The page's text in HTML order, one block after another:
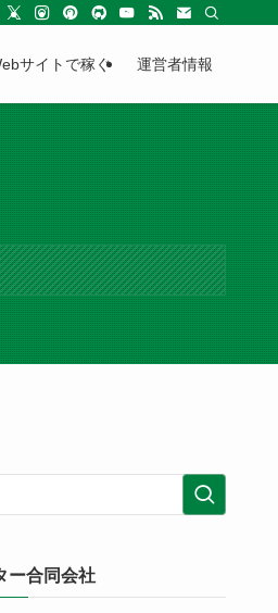
サイトで稼ぐ 運営者情報
ー合同会社